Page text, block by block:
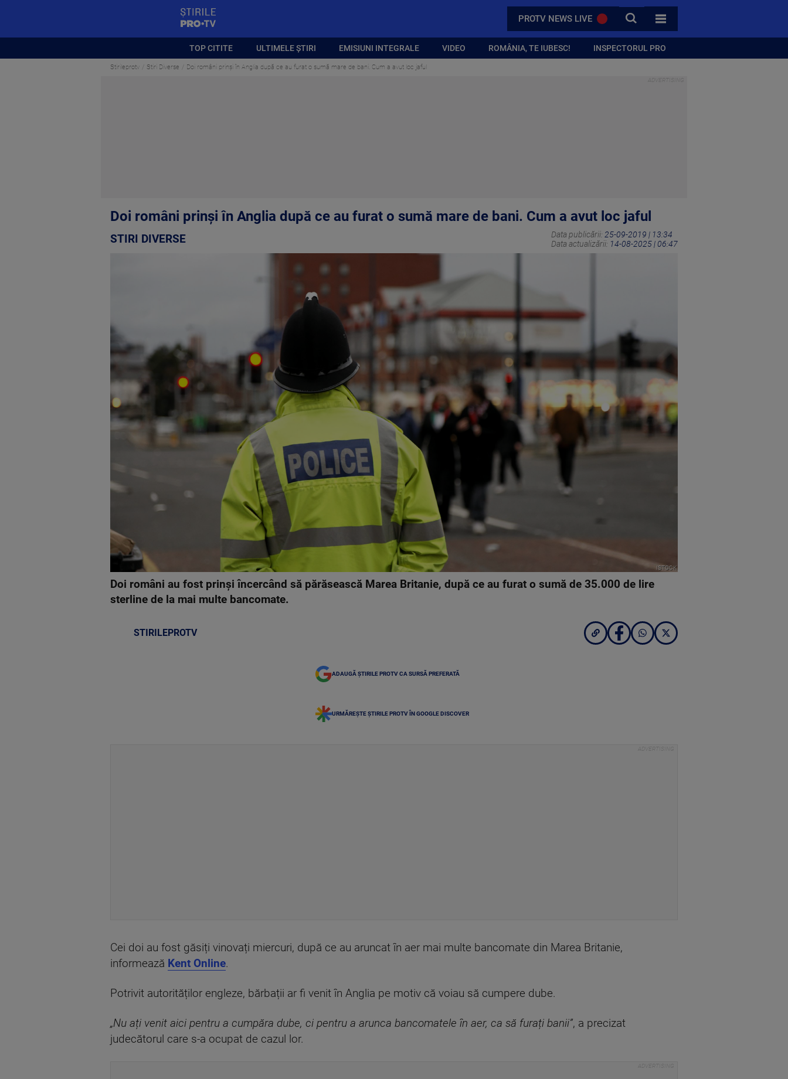
PROTV NEWS LIVE CAUTA
TOATE CATEGORIILE
TOP CITITE ULTIMELE ȘTIRI EMISIUNI INTEGRALE VIDEO ROMÂNIA, TE IUBESC! INSPECTORUL PRO
Stirileprotv Stiri Diverse Doi români prinși în Anglia după ce au furat o sumă mare de bani. Cum a avut loc jaful
Doi români prinși în Anglia după ce au furat o sumă mare de bani. Cum a avut loc jaful
STIRI DIVERSE Data publicării: 25-09-2019 | 13:34
Data actualizării: 14-08-2025 | 06:47
ISTOCK
Doi români au fost prinși încercând să părăsească Marea Britanie, după ce au furat o sumă de 35.000 de lire
sterline de la mai multe bancomate.
STIRILEPROTV
ADAUGĂ ȘTIRILE PROTV CA SURSĂ PREFERATĂ
URMĂREȘTE ȘTIRILE PROTV ÎN GOOGLE DISCOVER
Cei doi au fost găsiți vinovați miercuri, după ce au aruncat în aer mai multe bancomate din Marea Britanie,
informează Kent Online.
Potrivit autorităților engleze, bărbații ar fi venit în Anglia pe motiv că voiau să cumpere dube.
„Nu ați venit aici pentru a cumpăra dube, ci pentru a arunca bancomatele în aer, ca să furați banii”, a precizat
judecătorul care s-a ocupat de cazul lor.